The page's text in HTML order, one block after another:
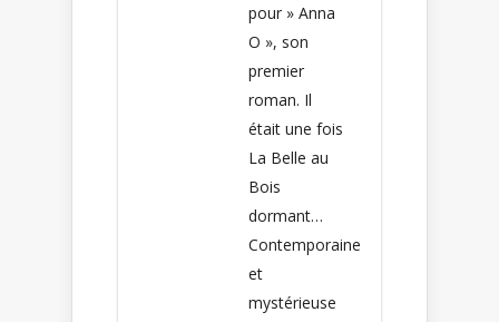
pour » Anna
O », son
premier
roman. Il
était une fois
La Belle au
Bois
dormant…
Contemporaine
et
mystérieuse